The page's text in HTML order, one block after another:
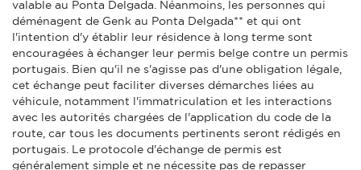
valable au Ponta Delgada. Néanmoins, les personnes qui
déménagent de Genk au Ponta Delgada** et qui ont
l'intention d'y établir leur résidence à long terme sont
encouragées à échanger leur permis belge contre un permis
portugais. Bien qu'il ne s'agisse pas d'une obligation légale,
cet échange peut faciliter diverses démarches liées au
véhicule, notamment l'immatriculation et les interactions
avec les autorités chargées de l'application du code de la
route, car tous les documents pertinents seront rédigés en
portugais. Le protocole d'échange de permis est
généralement simple et ne nécessite pas de repasser